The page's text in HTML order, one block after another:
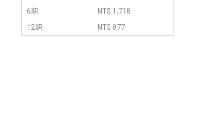
6期
NT$ 1,718
12期
NT$ 877